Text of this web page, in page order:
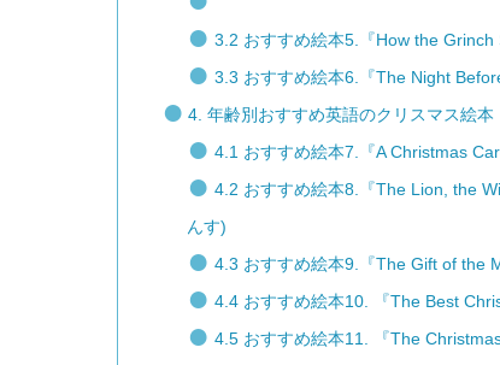
3.2 おすすめ絵本5.『How the Grinch
3.3 おすすめ絵本6.『The Night
4. 年齢別おすすめ英語のクリスマス絵本
4.1 おすすめ絵本7.『A Christmas
4.2 おすすめ絵本8.『The Lion, the
んす)
4.3 おすすめ絵本9.『The Gift of the
4.4 おすすめ絵本10. 『The Best
4.5 おすすめ絵本11. 『The